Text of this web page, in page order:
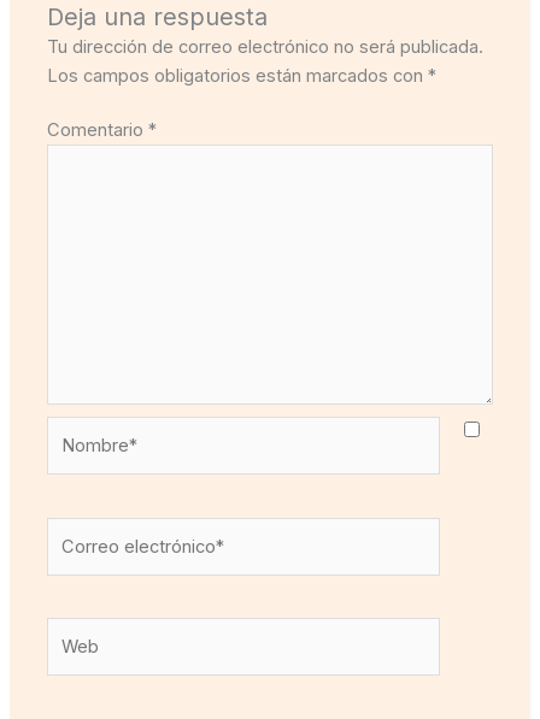
Deja una respuesta
Tu dirección de correo electrónico no será publicada.
Los campos obligatorios están marcados con*
Comentario*
electrónico*